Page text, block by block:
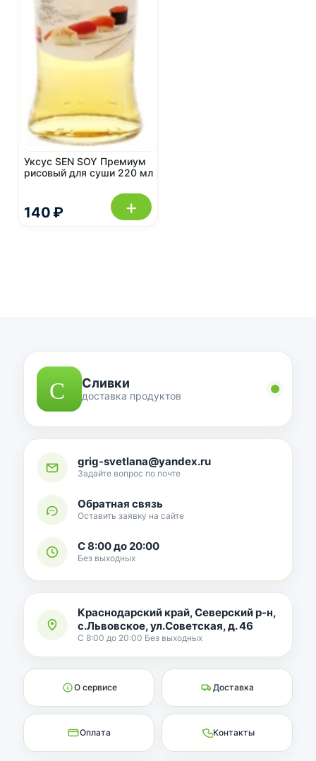
140 ₽
Уксус SEN SOY Премиум
рисовый для суши 220 мл
+
Сливки
доставка продуктов
grig-svetlana@yandex.ru
Задайте вопрос по почте
Обратная связь
Оставить заявку на сайте
С 8:00 до 20:00
Без выходных
Краснодарский край, Северский р-н,
с.Львовское, ул.Советская, д. 46
С 8:00 до 20:00 Без выходных
О сервисе Доставка
Оплата Контакты